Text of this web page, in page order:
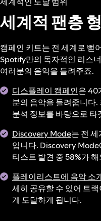
세계적 팬층
캠페인 키트는 전 세계로 뻗
Spotify만의 독자적인 리스
여러분의 음악을 들려주죠.
디스플레이 캠페인은 40
분의 음악을 들려줍니다
분석 정보를 바탕으로
Discovery Mode는 전
입니다. Discovery
티스트 발견 중 58%가
플레이리스트에 음악 소
세히 공유할 수 있어 트
게 도달하게 됩니다.